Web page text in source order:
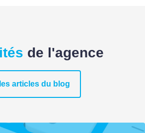
de l'agence
articles du blog